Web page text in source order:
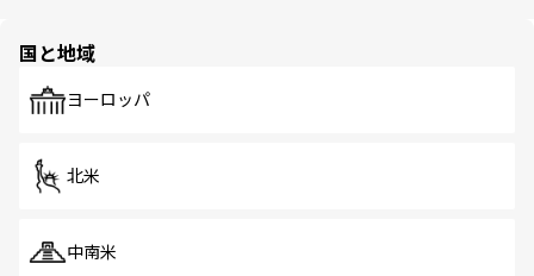
で、ホーカーズは地元の風情を楽しめる外せないスポット
国と地域
ヨーロッパ
北米
中南米